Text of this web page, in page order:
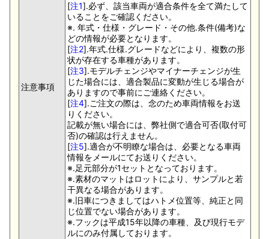
注意事項
[注1].必ず、該当車両が適合条件を全て満たして
いることをご確認ください。
※. 年式・仕様・グレード・その他.条件(備考)な
どの情報が必要となります。
[注2].年式.仕様.グレードなどにより、複数の形
状が存在する車種があります。
[注3].モデルチェンジやマイナーチェンジが生
じた場合には、適合製品に変動が生じる場合が
ありますので事前にご連絡ください。
[注4].ご注文の際は、念のため車両情報をお送
りください。
記載が無い場合には、弊社側で適合可否(取付可
否)の確認は行えません。
[注5].適合が不明瞭な場合は、必要となる車両
情報をメールにてお送りください。
※.足元部分が1セットとなっております。
※.素材のマットはロットにより、サンプルと若
干異なる場合があります。
※.旧車につきましてはハトメ位置等、純正と同
じ位置でない場合があります。
※.フックは平成15年以降の車種、及び現行モデ
ルにのみ付属しております。